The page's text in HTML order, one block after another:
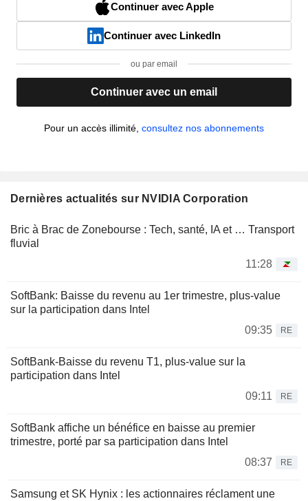
Continuer avec Apple
Continuer avec LinkedIn
ou par email
Continuer avec un email
Pour un accès illimité, consultez nos abonnements
Dernières actualités sur NVIDIA Corporation
Bric à Brac de Zonebourse : Tech, santé, IA et … Transport
fluvial
11:28
SoftBank: Baisse du revenu au 1er trimestre, plus-value
sur la participation dans Intel
09:35
RE
SoftBank-Baisse du revenu T1, plus-value sur la
participation dans Intel
09:11
RE
SoftBank affiche un bénéfice en baisse au premier
trimestre, porté par sa participation dans Intel
08:37
RE
Samsung et SK Hynix : les actionnaires réclament une